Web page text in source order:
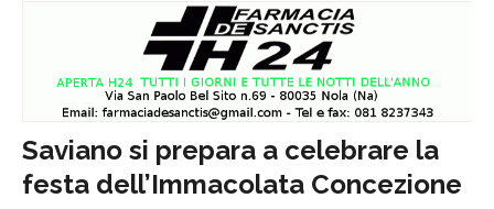
Saviano si prepara a celebrare la
festa dell’Immacolata Concezione